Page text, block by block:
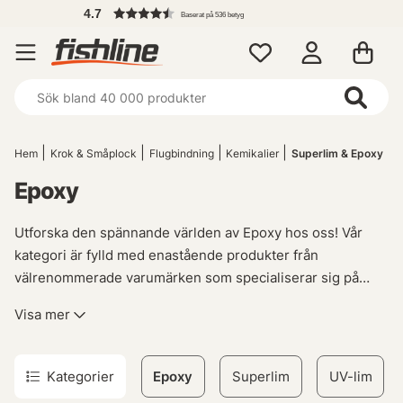
4.7 Baserat på 536 betyg
Hem Krok & Småplock Flugbindning Kemikalier Superlim & Epoxy
Epoxy
Utforska den spännande världen av Epoxy hos oss! Vår
kategori är fylld med enastående produkter från
välrenommerade varumärken som specialiserar sig på
mångsidighet har epoxy blivit ett populärt val för både
Vad gör då epoxy så speciellt? För det första, dess otroliga
Visa mer
Kategorier Epoxy Superlim UV-lim